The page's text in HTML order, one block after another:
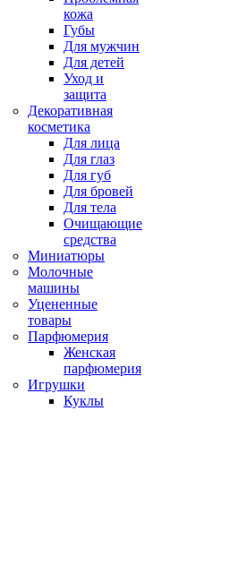
кожа
Губы
Для мужчин
Для детей
Уход и
защита
Декоративная
косметика
Для лица
Для глаз
Для губ
Для бровей
Для тела
Очищающие
средства
Миниатюры
Молочные
машины
Уцененные
товары
Парфюмерия
Женская
парфюмерия
Игрушки
Куклы